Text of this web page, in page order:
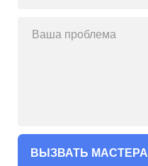
ВЫЗВАТЬ МАСТЕРА